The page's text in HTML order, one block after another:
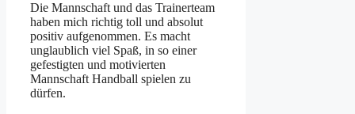
Die Mannschaft und das Trainerteam
haben mich richtig toll und absolut
positiv aufgenommen. Es macht
unglaublich viel Spaß, in so einer
gefestigten und motivierten
Mannschaft Handball spielen zu
dürfen.